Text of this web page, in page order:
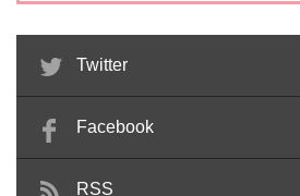
Twitter
Facebook
RSS